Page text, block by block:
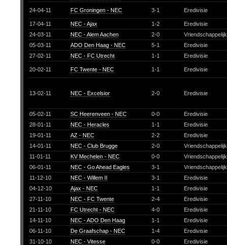
24-04-11 FC Groningen - NEC 3-1 Eredivisie
17-04-11 NEC - Ajax 1-2
Eredivisie
24-03-11
NEC - Alem Aachen 2-0
05-03-11
ADO Den Haag - NEC 5-1
Eredivisie
27-02-11
NEC - FC Utrecht 1-1 Eredivisie
20-02-11 FC Twente - NEC 1-1 Eredivisie
13-02-11 NEC - Excelsior 2-0 Eredivisie
05-02-11 SC Heerenveen - NEC 0-0
Eredivisie
28-01-11
NEC - Heracles 1-1
Eredivisie
19-01-11
AZ - NEC 2-2
Eredivisie
14-01-11
NEC - Club Brugge 2-0
11-01-11
KV Mechelen - NEC 0-0
06-01-11
NEC - Go Ahead Eagles 3-1
11-12-10
NEC - Willem II 3-1
Eredivisie
04-12-10
Ajax - NEC 1-1
Eredivisie
27-11-10
NEC - FC Twente 2-4
Eredivisie
21-11-10
FC Utrecht - NEC 4-0
Eredivisie
14-11-10
NEC - ADO Den Haag 1-1
Eredivisie
06-11-10
De Graafschap - NEC 1-4
Eredivisie
31-10-10
NEC - Vitesse 0-0
Eredivisie